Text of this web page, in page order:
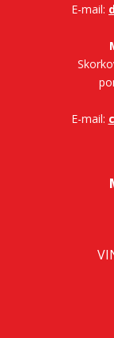
E-mail:
E-mail: